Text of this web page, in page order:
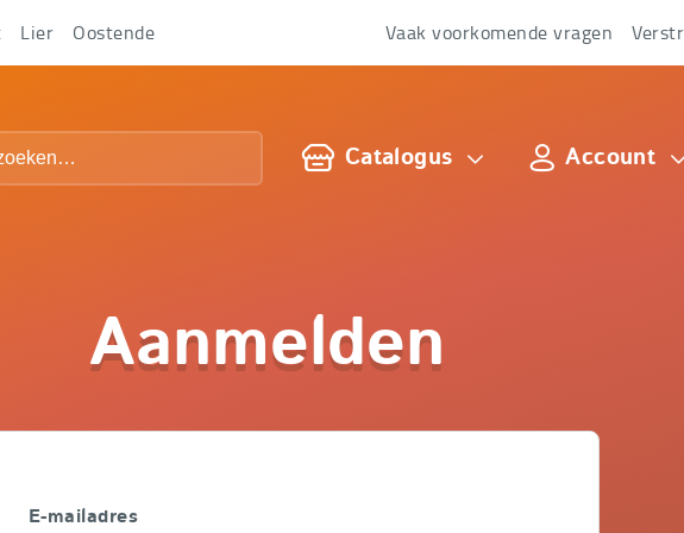
Lier Oostende
Over
Vaak voorkomende vragen
Catalogus Account
Aanmelden
E-mailadres